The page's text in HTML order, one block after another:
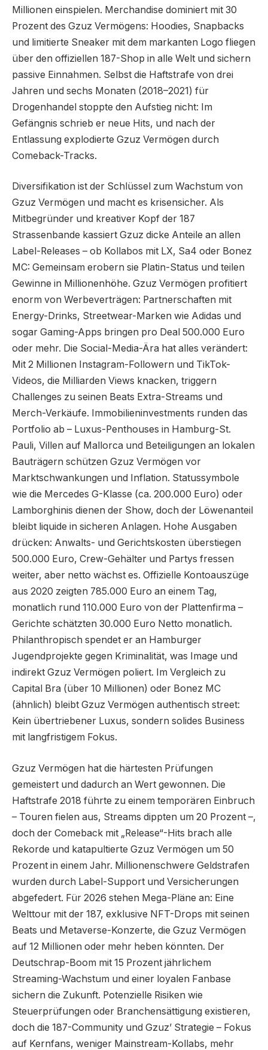
Millionen einspielen. Merchandise dominiert mit 30
Prozent des Gzuz Vermögens: Hoodies, Snapbacks
und limitierte Sneaker mit dem markanten Logo fliegen
über den offiziellen 187-Shop in alle Welt und sichern
passive Einnahmen. Selbst die Haftstrafe von drei
Jahren und sechs Monaten (2018–2021) für
Drogenhandel stoppte den Aufstieg nicht: Im
Gefängnis schrieb er neue Hits, und nach der
Entlassung explodierte Gzuz Vermögen durch
Comeback-Tracks.
Diversifikation ist der Schlüssel zum Wachstum von
Gzuz Vermögen und macht es krisensicher. Als
Mitbegründer und kreativer Kopf der 187
Strassenbande kassiert Gzuz dicke Anteile an allen
Label-Releases – ob Kollabos mit LX, Sa4 oder Bonez
MC: Gemeinsam erobern sie Platin-Status und teilen
Gewinne in Millionenhöhe. Gzuz Vermögen profitiert
enorm von Werbeverträgen: Partnerschaften mit
Energy-Drinks, Streetwear-Marken wie Adidas und
sogar Gaming-Apps bringen pro Deal 500.000 Euro
oder mehr. Die Social-Media-Ära hat alles verändert:
Mit 2 Millionen Instagram-Followern und TikTok-
Videos, die Milliarden Views knacken, triggern
Challenges zu seinen Beats Extra-Streams und
Merch-Verkäufe. Immobilieninvestments runden das
Portfolio ab – Luxus-Penthouses in Hamburg-St.
Pauli, Villen auf Mallorca und Beteiligungen an lokalen
Bauträgern schützen Gzuz Vermögen vor
Marktschwankungen und Inflation. Statussymbole
wie die Mercedes G-Klasse (ca. 200.000 Euro) oder
Lamborghinis dienen der Show, doch der Löwenanteil
bleibt liquide in sicheren Anlagen. Hohe Ausgaben
drücken: Anwalts- und Gerichtskosten überstiegen
500.000 Euro, Crew-Gehälter und Partys fressen
weiter, aber netto wächst es. Offizielle Kontoauszüge
aus 2020 zeigten 785.000 Euro an einem Tag,
monatlich rund 110.000 Euro von der Plattenfirma –
Gerichte schätzten 30.000 Euro Netto monatlich.
Philanthropisch spendet er an Hamburger
Jugendprojekte gegen Kriminalität, was Image und
indirekt Gzuz Vermögen poliert. Im Vergleich zu
Capital Bra (über 10 Millionen) oder Bonez MC
(ähnlich) bleibt Gzuz Vermögen authentisch street:
Kein übertriebener Luxus, sondern solides Business
mit langfristigem Fokus.
Gzuz Vermögen hat die härtesten Prüfungen
gemeistert und dadurch an Wert gewonnen. Die
Haftstrafe 2018 führte zu einem temporären Einbruch
– Touren fielen aus, Streams dippten um 20 Prozent –,
doch der Comeback mit „Release“-Hits brach alle
Rekorde und katapultierte Gzuz Vermögen um 50
Prozent in einem Jahr. Millionenschwere Geldstrafen
wurden durch Label-Support und Versicherungen
abgefedert. Für 2026 stehen Mega-Pläne an: Eine
Welttour mit der 187, exklusive NFT-Drops mit seinen
Beats und Metaverse-Konzerte, die Gzuz Vermögen
auf 12 Millionen oder mehr heben könnten. Der
Deutschrap-Boom mit 15 Prozent jährlichem
Streaming-Wachstum und einer loyalen Fanbase
sichern die Zukunft. Potenzielle Risiken wie
Steuerprüfungen oder Branchensättigung existieren,
doch die 187-Community und Gzuz’ Strategie – Fokus
auf Kernfans, weniger Mainstream-Kollabs, mehr